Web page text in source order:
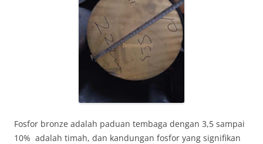
Fosfor bronze adalah paduan tembaga dengan 3,5 sampai
10% adalah timah, dan kandungan fosfor yang signifikan